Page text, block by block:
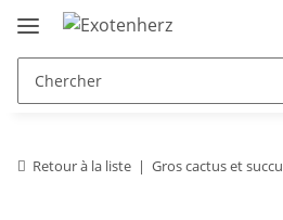
Retour à la liste Gros cactus et